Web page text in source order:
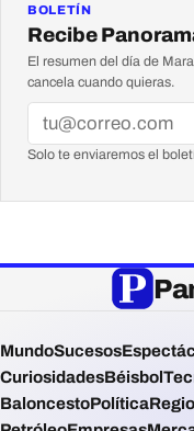
BOLETÍN
Recibe
El resumen del día de
cancela cuando quieras.
Solo te enviaremos el
MundoSucesos
CuriosidadesBéisbol
BaloncestoPolítica